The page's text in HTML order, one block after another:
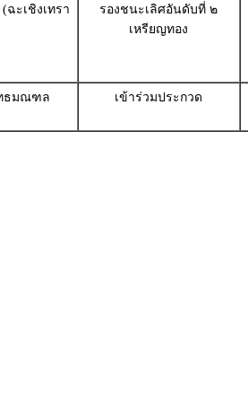
ฉะเชิงเทรา
รองชนะเลิศอันดับที่ ๒
เหรียญทอง
ธมณฑล
เข้าร่วมประกวด